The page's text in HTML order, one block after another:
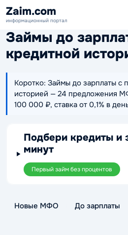
Zaim.com
информационный портал
Займы до
кредитной
Коротко: Займы до зарплаты с
историей — 24 предложения
100 000 ₽, ставка от 0,1% в
Подбери кредиты и
минут
Первый займ без процентов
Новые МФО До зарплаты